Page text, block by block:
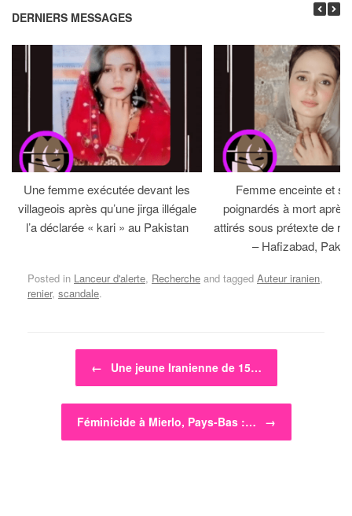
DERNIERS MESSAGES
Une femme exécutée devant les
villageois après qu’une jirga illégale
l’a déclarée « kari » au Pakistan
Femme enceinte et
poignardés à mort après
attirés sous prétexte de
– Hafizabad,
Posted in Lanceur d'alerte, Recherche and tagged Auteur iranien,
renier, scandale.
Post navigation
← Une jeune Iranienne de 15…
Féminicide à Mierlo, Pays-Bas :… →